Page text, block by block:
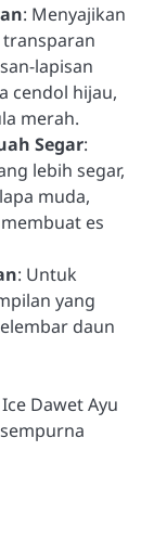
: Menyajikan
transparan
lapisan
cendol hijau,
merah.
Segar:
lebih segar,
muda,
es
: Untuk
yang
daun
Dawet Ayu